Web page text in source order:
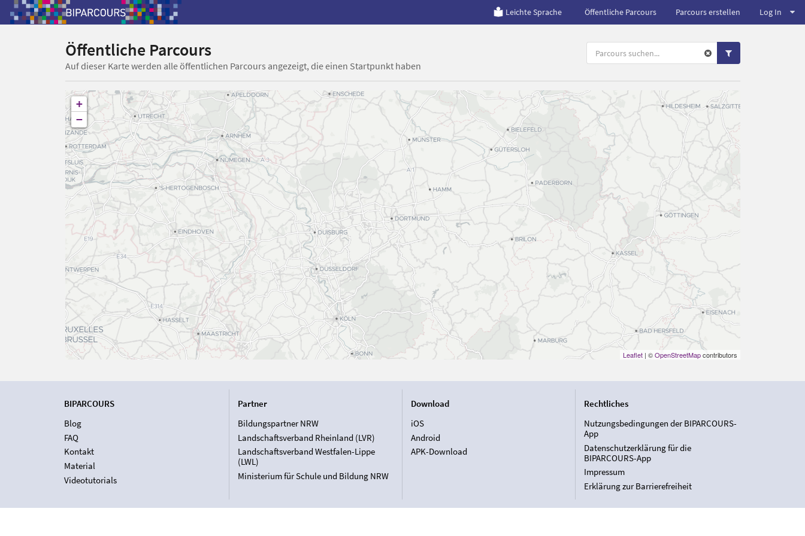
Leichte Sprache Öffentliche Parcours Parcours erstellen Log In
Öffentliche Parcours
Auf dieser Karte werden alle öffentlichen Parcours angezeigt, die einen Startpunkt haben
+
−
Leaflet| ©OpenStreetMapcontributors
BIPARCOURS
Blog
FAQ
Kontakt
Material
Videotutorials
Partner
Bildungspartner NRW
Landschaftsverband Rheinland (LVR)
Landschaftsverband Westfalen-Lippe
(LWL)
Ministerium für Schule und Bildung NRW
Download
iOS
Android
APK-Download
Rechtliches
Nutzungsbedingungen der BIPARCOURS-
App
Datenschutzerklärung für die
BIPARCOURS-App
Impressum
Erklärung zur Barrierefreiheit